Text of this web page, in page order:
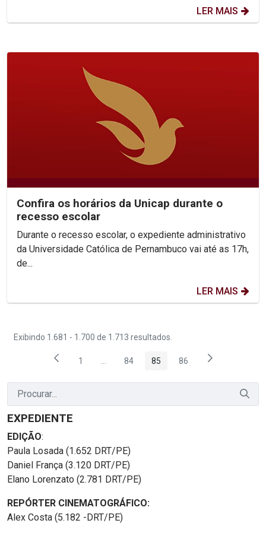
LER MAIS
Confira os horários da Unicap durante o
recesso escolar
Durante o recesso escolar, o expediente administrativo
da Universidade Católica de Pernambuco vai até as 17h,
de...
LER MAIS
Exibindo 1.681 - 1.700 de 1.713 resultados.
Página
1 Páginas intermediárias Usar ABA para
Página
84 Página
85 Página
86
EXPEDIENTE
EDIÇÃO:
Paula Losada (1.652 DRT/PE)
Daniel França (3.120 DRT/PE)
Elano Lorenzato (2.781 DRT/PE)
REPÓRTER CINEMATOGRÁFICO:
Alex Costa (5.182 -DRT/PE)